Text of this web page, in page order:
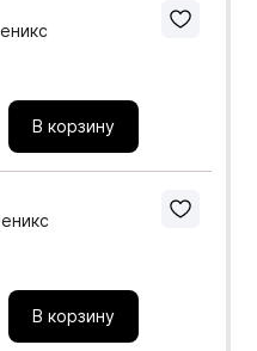
В корзину
В корзину